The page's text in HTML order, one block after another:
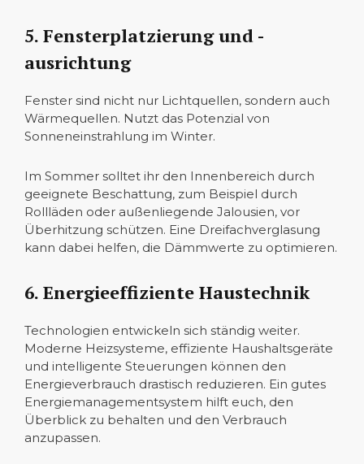
5. Fensterplatzierung und -
ausrichtung
Fenster sind nicht nur Lichtquellen, sondern auch
Wärmequellen. Nutzt das Potenzial von
Sonneneinstrahlung im Winter.
Im Sommer solltet ihr den Innenbereich durch
geeignete Beschattung, zum Beispiel durch
Rollläden oder außenliegende Jalousien, vor
Überhitzung schützen. Eine Dreifachverglasung
kann dabei helfen, die Dämmwerte zu optimieren.
6. Energieeffiziente Haustechnik
Technologien entwickeln sich ständig weiter.
Moderne Heizsysteme, effiziente Haushaltsgeräte
und intelligente Steuerungen können den
Energieverbrauch drastisch reduzieren. Ein gutes
Energiemanagementsystem hilft euch, den
Überblick zu behalten und den Verbrauch
anzupassen.